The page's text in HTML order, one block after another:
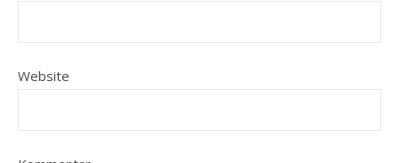
Website